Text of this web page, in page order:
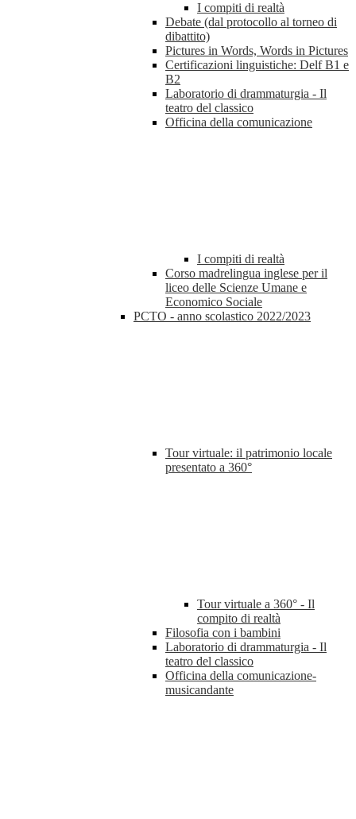
I compiti di realtà
Debate (dal protocollo al torneo di
dibattito)
Pictures in Words, Words in Pictures
Certificazioni linguistiche: Delf B1 e
B2
Laboratorio di drammaturgia - Il
teatro del classico
Officina della comunicazione
I compiti di realtà
Corso madrelingua inglese per il
liceo delle Scienze Umane e
Economico Sociale
PCTO - anno scolastico 2022/2023
Tour virtuale: il patrimonio locale
presentato a 360°
Tour virtuale a 360° - Il
compito di realtà
Filosofia con i bambini
Laboratorio di drammaturgia - Il
teatro del classico
Officina della comunicazione-
musicandante